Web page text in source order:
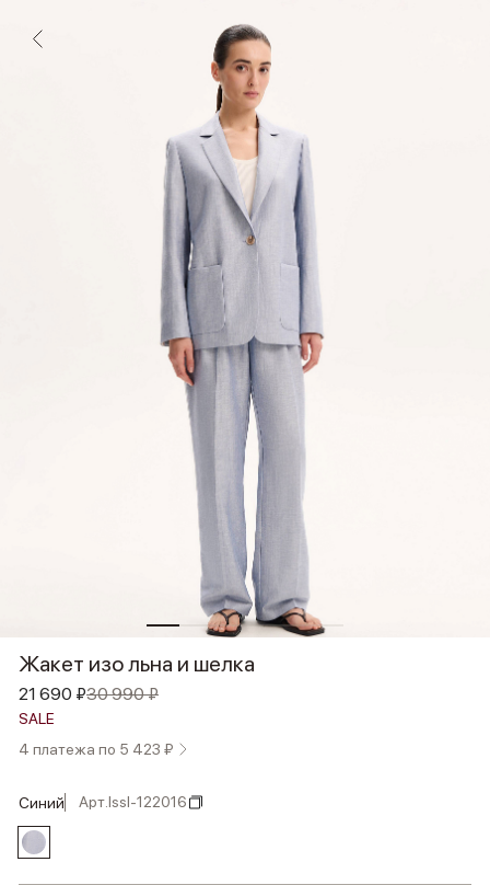
Жакет изо льна и шелка
21 690 ₽30 990 ₽
SALE
4 платежа по 5 423 ₽
синий Арт.lssl-122016